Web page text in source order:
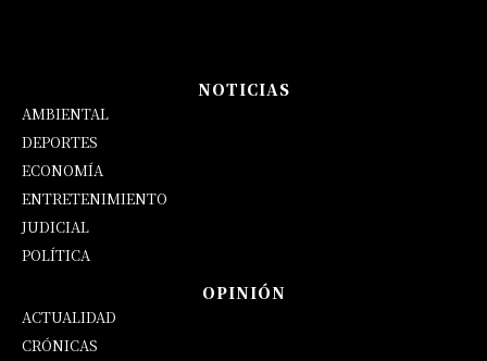
NOTICIAS
AMBIENTAL
DEPORTES
ECONOMÍA
ENTRETENIMIENTO
JUDICIAL
POLÍTICA
OPINIÓN
ACTUALIDAD
CRÓNICAS